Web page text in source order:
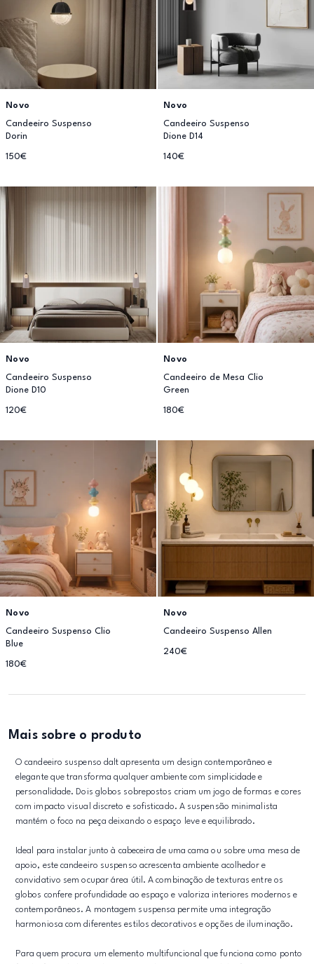
Novo
Candeeiro Suspenso
Dorin
150€
Novo
Candeeiro Suspenso
Dione D14
140€
Novo
Candeeiro Suspenso
Dione D10
120€
Novo
Candeeiro de Mesa Clio
Green
180€
Novo
Candeeiro Suspenso Clio
Blue
180€
Novo
Candeeiro Suspenso Allen
240€
Mais sobre o produto
O candeeiro suspenso dalt apresenta um design contemporâneo e
elegante que transforma qualquer ambiente com simplicidade e
personalidade. Dois globos sobrepostos criam um jogo de formas e cores
com impacto visual discreto e sofisticado. A suspensão minimalista
mantém o foco na peça deixando o espaço leve e equilibrado.
Ideal para instalar junto à cabeceira de uma cama ou sobre uma mesa de
apoio, este candeeiro suspenso acrescenta ambiente acolhedor e
convidativo sem ocupar área útil. A combinação de texturas entre os
globos confere profundidade ao espaço e valoriza interiores modernos e
contemporâneos. A montagem suspensa permite uma integração
harmoniosa com diferentes estilos decorativos e opções de iluminação.
Para quem procura um elemento multifuncional que funciona como ponto